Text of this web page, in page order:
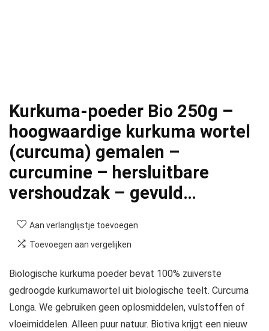
Kurkuma-poeder Bio 250g –
hoogwaardige kurkuma wortel
(curcuma) gemalen –
curcumine – hersluitbare
vershoudzak – gevuld…
Aan verlanglijstje toevoegen
Toevoegen aan vergelijken
Biologische kurkuma poeder bevat 100% zuiverste
gedroogde kurkumawortel uit biologische teelt. Curcuma
Longa. We gebruiken geen oplosmiddelen, vulstoffen of
vloeimiddelen. Alleen puur natuur. Biotiva krijgt een nieuw